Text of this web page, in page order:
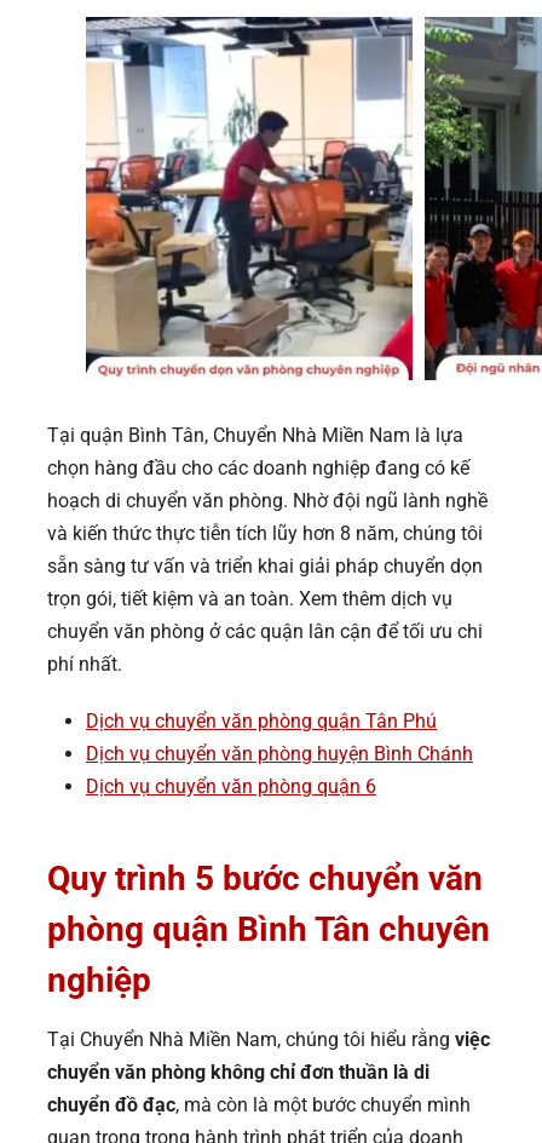
Tại quận Bình Tân, Chuyển Nhà Miền Nam là lựa
chọn hàng đầu cho các doanh nghiệp đang có kế
hoạch di chuyển văn phòng. Nhờ đội ngũ lành nghề
và kiến thức thực tiễn tích lũy hơn 8 năm, chúng tôi
sẵn sàng tư vấn và triển khai giải pháp chuyển dọn
trọn gói, tiết kiệm và an toàn. Xem thêm dịch vụ
chuyển văn phòng ở các quận lân cận để tối ưu chi
phí nhất.
Dịch vụ chuyển văn phòng quận Tân Phú
Dịch vụ chuyển văn phòng huyện Bình Chánh
Dịch vụ chuyển văn phòng quận 6
Quy trình 5 bước chuyển văn
phòng quận Bình Tân chuyên
nghiệp
Tại Chuyển Nhà Miền Nam, chúng tôi hiểu rằng việc
chuyển văn phòng không chỉ đơn thuần là di
chuyển đồ đạc, mà còn là một bước chuyển mình
quan trọng trong hành trình phát triển của doanh